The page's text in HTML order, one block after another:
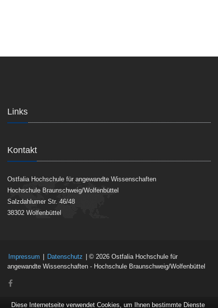
Links
Kontakt
Ostfalia Hochschule für angewandte Wissenschaften
Hochschule Braunschweig/Wolfenbüttel
Salzdahlumer Str. 46/48
38302 Wolfenbüttel
Impressum Datenschutz
| © 2026 Ostfalia Hochschule für
angewandte Wissenschaften - Hochschule Braunschweig/Wolfenbüttel
Diese Internetseite verwendet Cookies, um Ihnen bestimmte Dienste